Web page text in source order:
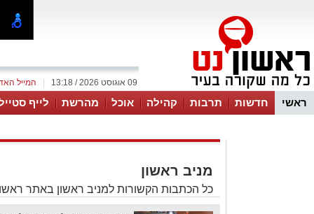
המייל 09 אוגוסט 2026 / 13:18
ראשי חדשות תרבות קהילה אוכל מהרשת לייף
מניב ראשון
כל הכתבות הקשורות למניב ראשון באתר